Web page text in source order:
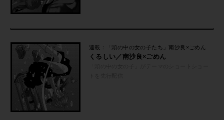
連載：「頭の中の女の子たち」南沙良×ごめん
くるしい／南沙良×ごめん